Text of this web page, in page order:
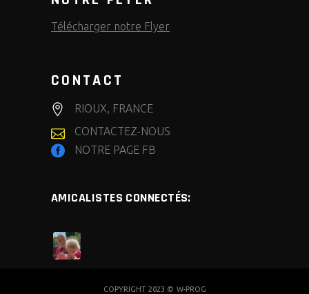
Télécharger notre Flyer
CONTACT
RIOUX, FRANCE
CONTACTEZ-NOUS
NOTRE PAGE FB
AMICALISTES CONNECTÉS:
COPYRIGHT 2023 © W-PROG